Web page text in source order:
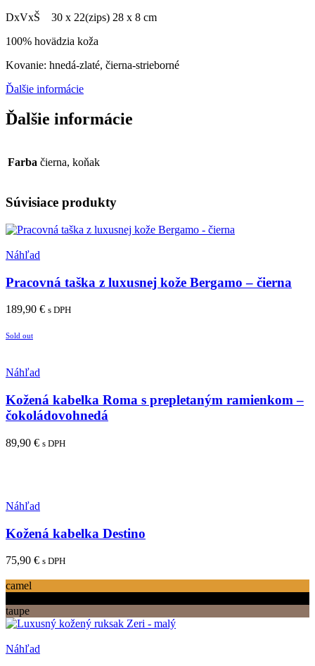
DxVxŠ 30 x 22(zips) 28 x 8 cm
100% hovädzia koža
Kovanie: hnedá-zlaté, čierna-strieborné
Ďalšie informácie
Ďalšie informácie
Farba čierna, koňak
Súvisiace produkty
Náhľad
Pracovná taška z luxusnej kože Bergamo – čierna
189,90 € s DPH
Sold out
Náhľad
Kožená kabelka Roma s prepletaným ramienkom –
čokoládovohnedá
89,90 € s DPH
Náhľad
Kožená kabelka Destino
75,90 € s DPH
variantov.
camel
taupe
Náhľad